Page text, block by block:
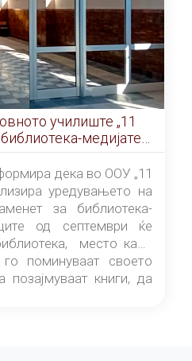
училиште „11
медијатека
дека во ООУ „11
уредувањето на
за библиотека-
од септември ќе
место каде
поминуваат своето
книги, да